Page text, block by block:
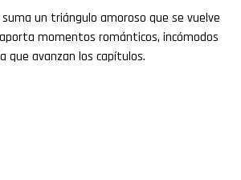
un triángulo amoroso que se vuelve
momentos románticos, incómodos
que avanzan los capítulos.